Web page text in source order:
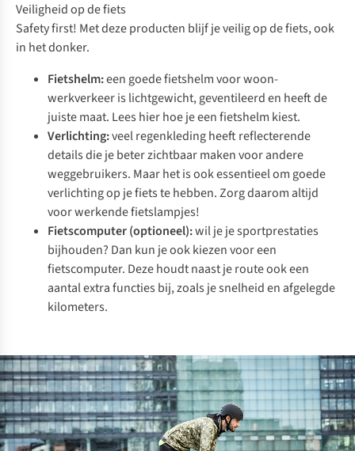
Veiligheid op de fiets
Safety first! Met deze producten blijf je veilig op de fiets, ook
in het donker.
Fietshelm:een goede fietshelmvoor woon-
werkverkeer is lichtgewicht, geventileerd en heeft de
juiste maat. Lees hierhoe je een fietshelm kiest.
Verlichting:veel regenkleding heeft reflecterende
details die je beter zichtbaar maken voor andere
weggebruikers. Maar het is ook essentieel om goede
verlichting op je fietste hebben. Zorg daarom altijd
voor werkende fietslampjes!
Fietscomputer (optioneel):wil je je sportprestaties
bijhouden? Dan kun je ook kiezen voor een
fietscomputer. Deze houdt naast je route ook een
aantal extra functies bij, zoals je snelheid en afgelegde
kilometers.